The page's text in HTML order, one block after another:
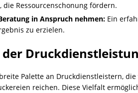
die Ressourcenschonung fördern.
in Anspruch nehmen: Ein
zu erzielen.
Palette an Druckdienstleistern,
reichen. Diese Vielfalt